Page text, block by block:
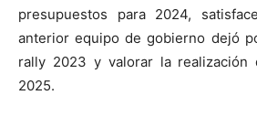
presupuestos para 2024,
anterior equipo de gobierno dejó
rally 2023 y valorar la realización
2025.